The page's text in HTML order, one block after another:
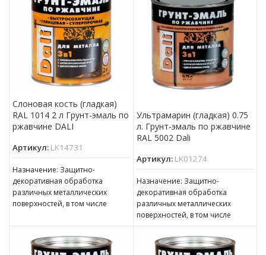
Слоновая кость (гладкая)
RAL 1014 2 л Грунт-эмаль по
ржавчине DALI
Артикул: LK14731
Назначение: Защитно-
декоративная обработка
различных металлических
поверхностей, в том числе
сплошной коррозией c
толщиной ржавчины до 100 мкм
Ультрамарин (гладкая) 0.75
л. Грунт-эмаль по ржавчине
RAL 5002 Dali
Артикул: LK01274
Назначение: Защитно-
декоративная обработка
различных металлических
поверхностей, в том числе
пораженных точечной или
сплошной коррозией c
толщиной ржавчины до 100 мкм